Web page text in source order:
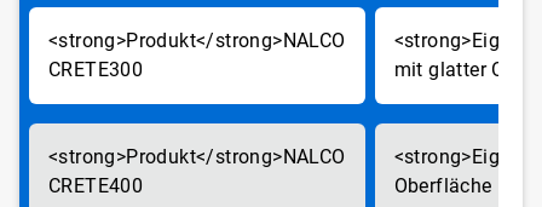
NALCO
CRETE300
mit glatter
NALCO
CRETE400
Oberfläche